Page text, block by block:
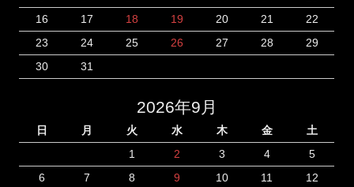
16
17 18 19 20 21
22
23
24 25 26 27 28
29
30
31
2026年9月
日 月 火 水 木 金
土
1
2 3 4
5
6
7 8 9 10 11
12